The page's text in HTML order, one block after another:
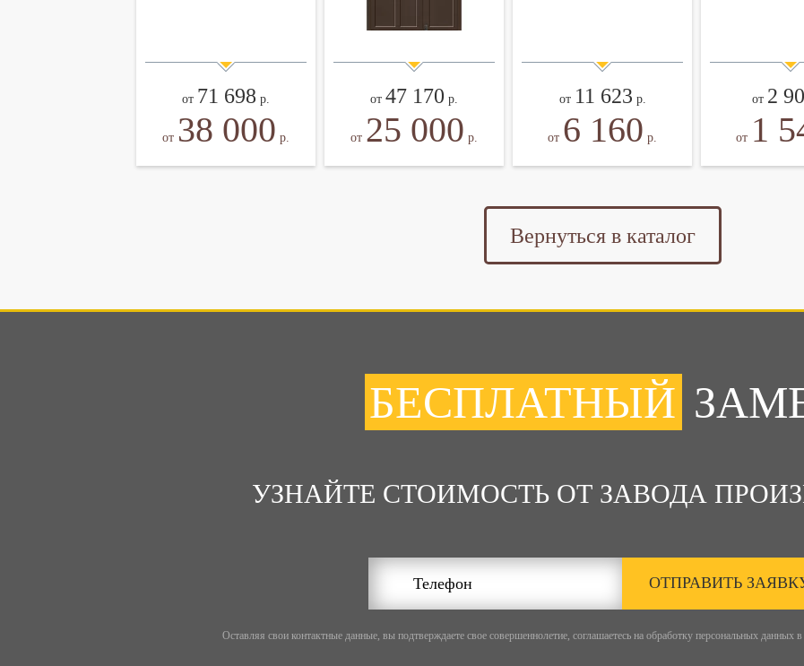
от 71 698 р.
от 38 000 р.
от 47 170 р.
от 25 000 р.
от 11 623 р.
от 6 160 р.
от 2
от 1
Вернуться в каталог
БЕСПЛАТНЫЙ
УЗНАЙТЕ СТОИМОСТЬ ОТ ЗАВОДА
ОТПРАВИТЬ
Оставляя свои контактные данные, вы подтверждаете свое совершеннолетие, соглашаетесь на обработку персональных данных в